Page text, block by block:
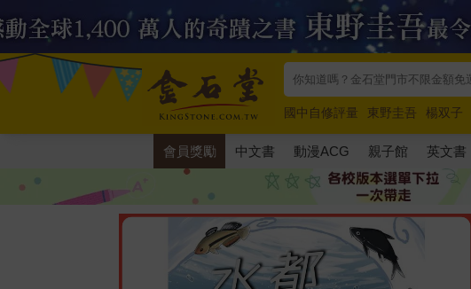
國中自修評量 東野圭吾 楊双子
唯紅花綻放
奧德賽 路邊攤新作
會員獎勵 中文書 動漫ACG 親子館 英文書